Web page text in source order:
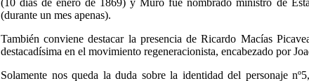
(10 días de enero de 1869) y Muro fue nombrado ministro de
(durante un mes apenas).
También conviene destacar la presencia de Ricardo Macías
destacadísima en el movimiento regeneracionista, encabezado por
Solamente nos queda la duda sobre la identidad del personaje